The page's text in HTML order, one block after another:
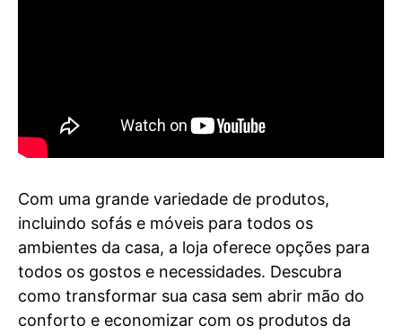
Com uma grande variedade de produtos,
incluindo sofás e móveis para todos os
ambientes da casa, a loja oferece opções para
todos os gostos e necessidades. Descubra
como transformar sua casa sem abrir mão do
conforto e economizar com os produtos da